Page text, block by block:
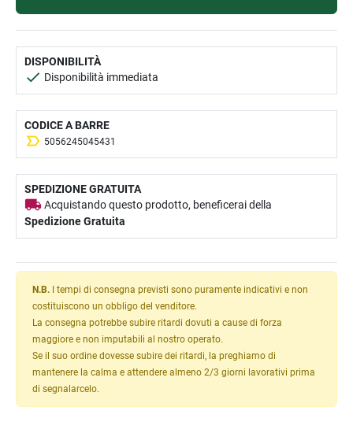
DISPONIBILITÀ
Disponibilità immediata
CODICE A BARRE
5056245045431
SPEDIZIONE GRATUITA
Acquistando questo prodotto, beneficerai della
Spedizione Gratuita
N.B. I tempi di consegna previsti sono puramente indicativi e non
costituiscono un obbligo del venditore.
La consegna potrebbe subire ritardi dovuti a cause di forza
maggiore e non imputabili al nostro operato.
Se il suo ordine dovesse subire dei ritardi, la preghiamo di
mantenere la calma e attendere almeno 2/3 giorni lavorativi prima
di segnalarcelo.